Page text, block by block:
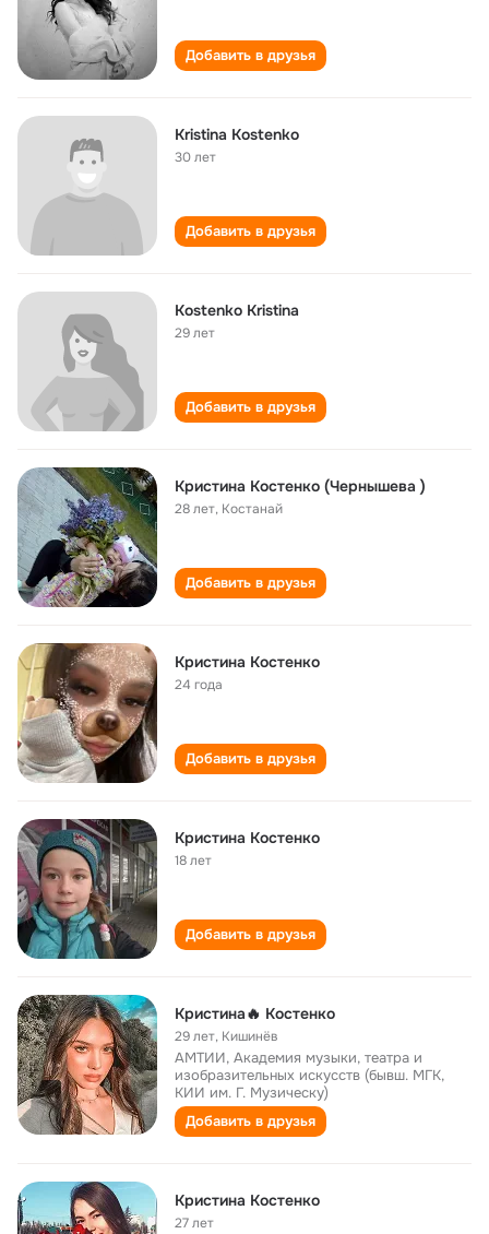
Добавить в друзья
Kristina Kostenko
30 лет
Добавить в друзья
Kostenko Kristina
29 лет
Добавить в друзья
Кристина Костенко (Чернышева )
28 лет, Костанай
Добавить в друзья
Кристина Костенко
24 года
Добавить в друзья
Кристина Костенко
18 лет
Добавить в друзья
Кристина🔥 Костенко
29 лет, Кишинёв
АМТИИ, Академия музыки, театра и
изобразительных искусств (бывш. МГК,
КИИ им. Г. Музическу)
Добавить в друзья
Кристина Костенко
27 лет